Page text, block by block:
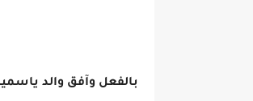
بالفعل وآفق والد